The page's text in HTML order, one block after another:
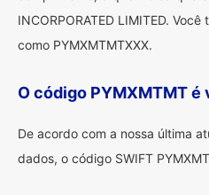
INCORPORATED LIMITED.
como PYMXMTMTXXX.
O código PYMXMTMT é
De acordo com a nossa última
dados, o código SWIFT